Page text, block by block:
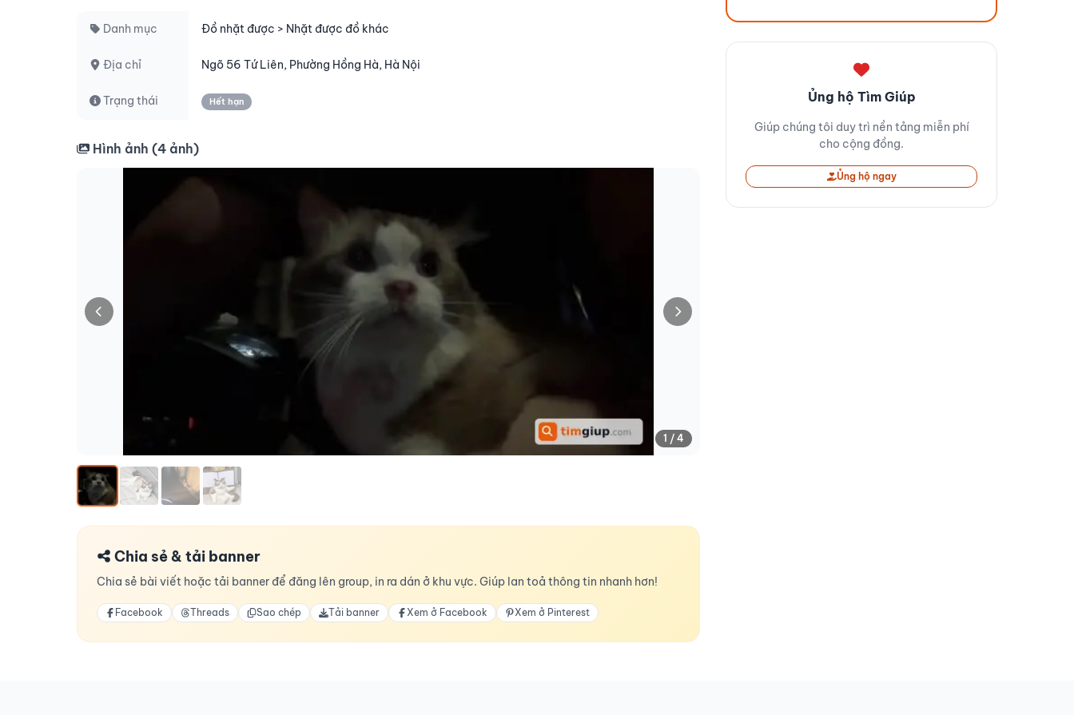
Danh mục Đồ nhặt được > Nhặt được đồ khác
Địa chỉ Ngõ 56 Tứ Liên, Phường Hồng Hà, Hà Nội
Trạng thái Hết hạn
Hình ảnh (4 ảnh)
1 / 4
Chia sẻ & tải banner
Chia sẻ bài viết hoặc tải banner để đăng lên group, in ra dán ở khu vực. Giúp lan toả thông tin nhanh hơn!
Facebook Threads Sao chép Tải banner Xem ở Facebook Xem ở Pinterest
Ủng hộ Tìm Giúp
Giúp chúng tôi duy trì nền tảng miễn phí
cho cộng đồng.
Ủng hộ ngay